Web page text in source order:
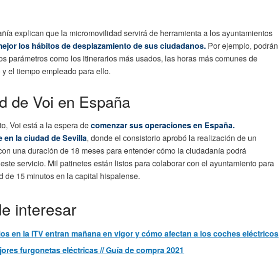
explican que la micromovilidad servirá de herramienta a los ayuntamientos
los hábitos de desplazamiento de sus ciudadanos. Por ejemplo, podrán
parámetros como los itinerarios más usados, las horas más comunes de
el tiempo empleado para ello.
de Voi en España
Voi está a la espera decomenzar sus operaciones en España.
en la ciudad de Sevilla, donde el consistorio aprobó la realización de un
una duración de 18 meses para entender cómo la ciudadanía podrá
servicio. Mil patinetes están listos para colaborar con el ayuntamiento para
de 15 minutos en la capital hispalense.
interesar
en la ITV entran mañana en vigor y cómo afectan a los coches eléctricos
furgonetas eléctricas // Guía de compra 2021